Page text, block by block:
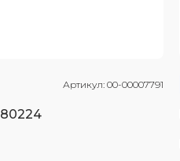
Артикул:00-00007791